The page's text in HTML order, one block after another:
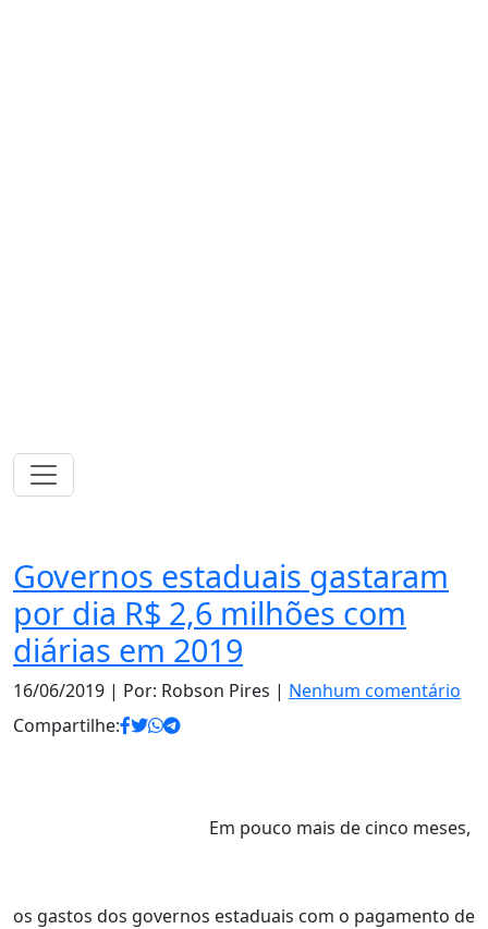
Governos estaduais gastaram
por dia R$ 2,6 milhões com
diárias em 2019
16/06/2019 | Por: Robson Pires | Nenhum comentário
Compartilhe:
Em pouco mais de cinco meses,
os gastos dos governos estaduais com o pagamento de